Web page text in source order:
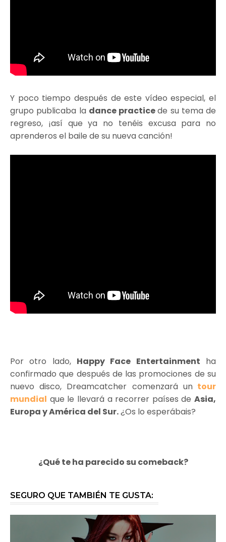
Y poco tiempo después de este vídeo especial, el
grupo publicaba la dance practicede su tema de
regreso, ¡así que ya no tenéis excusa para no
aprenderos el baile de su nueva canción!
Por otro lado, Happy Face Entertainment ha
confirmado que después de las promociones de su
nuevo disco, Dreamcatcher comenzará untour
mundial que le llevará a recorrer países de Asia,
Europa y América del Sur.¿Os lo esperábais?
¿Qué te ha parecido su comeback?
SEGURO QUE TAMBIÉN TE GUSTA: